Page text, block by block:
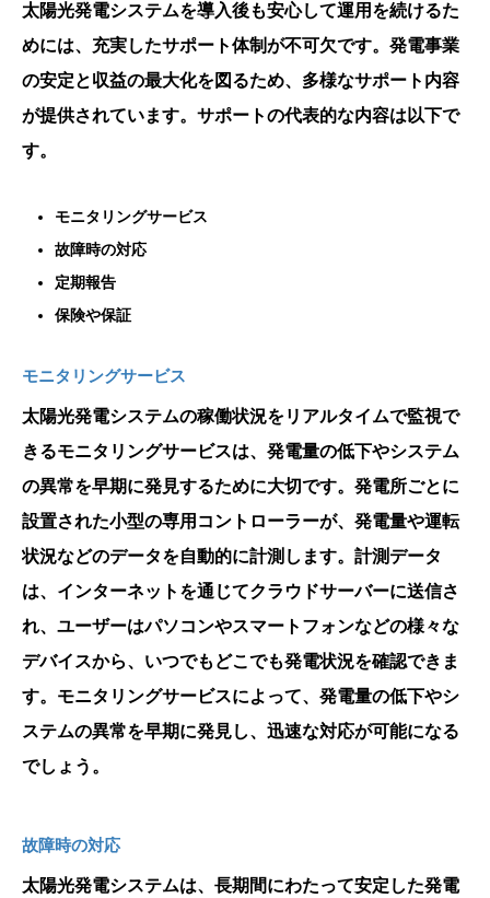
太陽光発電システムを導入後も安心して運用を続けるた
めには、充実したサポート体制が不可欠です。発電事業
の安定と収益の最大化を図るため、多様なサポート内容
が提供されています。サポートの代表的な内容は以下で
す。
モニタリングサービス
故障時の対応
定期報告
保険や保証
モニタリングサービス
太陽光発電システムの稼働状況をリアルタイムで監視で
きるモニタリングサービスは、発電量の低下やシステム
の異常を早期に発見するために大切です。発電所ごとに
設置された小型の専用コントローラーが、発電量や運転
状況などのデータを自動的に計測します。計測データ
は、インターネットを通じてクラウドサーバーに送信さ
れ、ユーザーはパソコンやスマートフォンなどの様々な
デバイスから、いつでもどこでも発電状況を確認できま
す。モニタリングサービスによって、発電量の低下やシ
ステムの異常を早期に発見し、迅速な対応が可能になる
でしょう。
故障時の対応
太陽光発電システムは、長期間にわたって安定した発電